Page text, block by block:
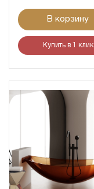
В корзину
Купить в 1 клик